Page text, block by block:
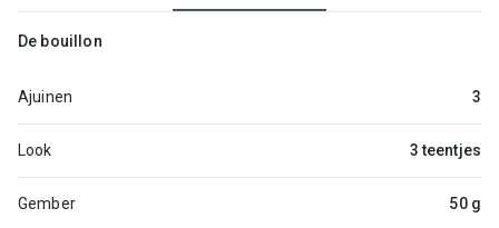
De bouillon
Ajuinen 3
Look 3 teentjes
Gember 50 g